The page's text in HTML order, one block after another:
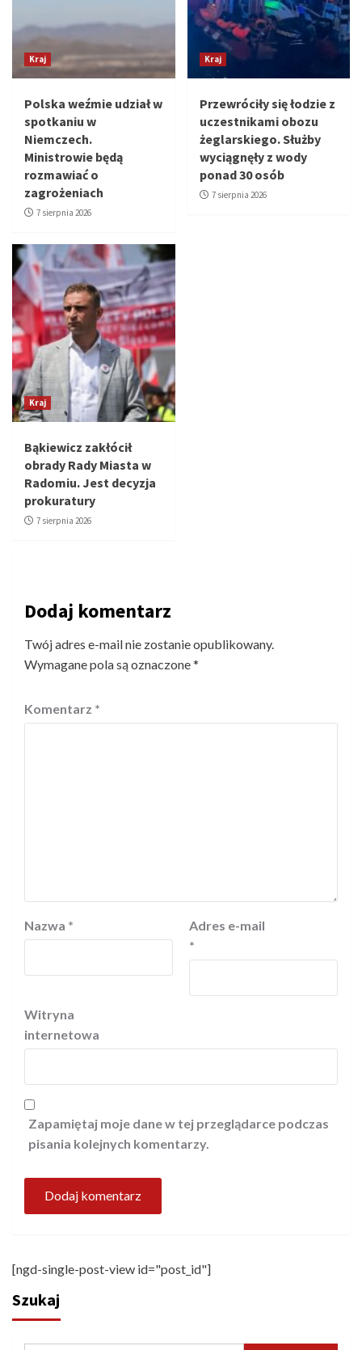
Kraj
Polska weźmie udział w
spotkaniu w
Niemczech.
Ministrowie będą
rozmawiać o
zagrożeniach
7 sierpnia 2026
Kraj
Przewróciły się łodzie z
uczestnikami obozu
żeglarskiego. Służby
wyciągnęły z wody
ponad 30 osób
7 sierpnia 2026
Kraj
Bąkiewicz zakłócił
obrady Rady Miasta w
Radomiu. Jest decyzja
prokuratury
7 sierpnia 2026
Dodaj komentarz
Twój adres e-mail nie zostanie opublikowany.
Wymagane pola są oznaczone*
Komentarz *
Nazwa *
Adres e-mail
*
Witryna
internetowa
Zapamiętaj moje dane w tej przeglądarce podczas
pisania kolejnych komentarzy.
[ngd-single-post-view id="post_id"]
Szukaj